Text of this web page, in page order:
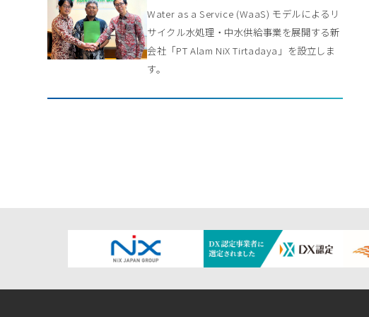
Water as a Service (WaaS) モデルによるリ
サイクル水処理・中水供給事業を展開する新
会社「PT Alam NiX Tirtadaya」を設立しま
す。